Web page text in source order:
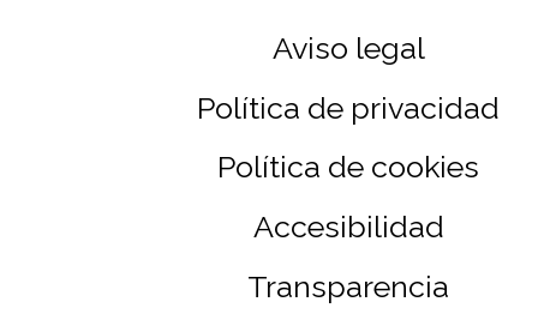
Aviso legal
Política de privacidad
Política de cookies
Accesibilidad
Transparencia